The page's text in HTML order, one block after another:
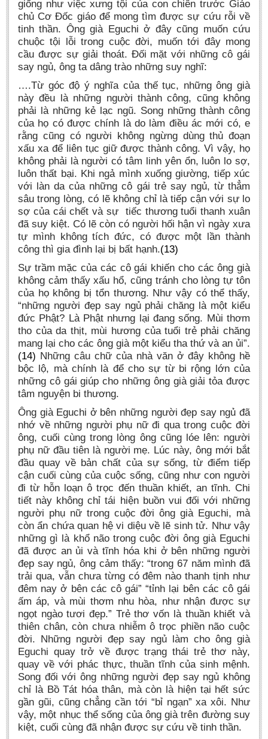
giống như việc xưng tội của con chiên trước Giáo
chủ Cơ Đốc giáo để mong tìm được sự cứu rỗi về
tinh thần. Ông già Eguchi ở đây cũng muốn cứu
chuộc tội lỗi trong cuộc đời, muốn tới đây mong
cầu được sự giải thoát. Đối mặt với những cô gái
say ngủ, ông ta dâng trào những suy nghĩ:
….Từ góc độ ý nghĩa của thế tục, những ông già
này đều là những người thành công, cũng không
phải là những kẻ lạc ngũ. Song những thành công
của họ có được chính là do làm điều ác mới có, e
rằng cũng có người không ngừng dùng thủ đoạn
xấu xa để liên tục giữ được thành công. Vì vậy, họ
không phải là người có tâm linh yên ổn, luôn lo sợ,
luôn thất bại. Khi ngả mình xuống giường, tiếp xúc
với làn da của những cô gái trẻ say ngủ, từ thẳm
sâu trong lòng, có lẽ không chỉ là tiếp cận với sự lo
sợ của cái chết và sự tiếc thương tuổi thanh xuân
đã suy kiệt. Có lẽ còn có người hối hận vì ngày xưa
tự mình không tích đức, có được một lần thành
công thì gia đình lại bị bất hạnh.(13)
Sự trầm mặc của các cô gái khiến cho các ông già
không cảm thấy xấu hổ, cũng tránh cho lòng tự tôn
của họ không bị tổn thương. Như vậy có thể thấy,
“những người đẹp say ngủ phải chăng là một kiểu
đức Phật? Là Phật nhưng lại đang sống. Mùi thơm
tho của da thịt, mùi hương của tuổi trẻ phải chăng
mang lại cho các ông già một kiểu tha thứ và an ủi”.
(14) Những câu chữ của nhà văn ở đây không hề
bộc lộ, mà chính là để cho sự từ bi rộng lớn của
những cô gái giúp cho những ông già giải tỏa được
tâm nguyện bi thương.
Ông già Eguchi ở bên những người đẹp say ngủ đã
nhớ về những người phụ nữ đi qua trong cuộc đời
ông, cuối cùng trong lòng ông cũng lóe lên: người
phụ nữ đầu tiên là người mẹ. Lúc này, ông mới bắt
đầu quay về bản chất của sự sống, từ điểm tiếp
cận cuối cùng của cuộc sống, cũng như con người
đi từ hỗn loạn ô trọc đến thuần khiết, an tĩnh. Chi
tiết này không chỉ tái hiện buồn vui đối với những
người phụ nữ trong cuộc đời ông già Eguchi, mà
còn ẩn chứa quan hệ vi diệu về lẽ sinh tử. Như vậy
những gì là khổ não trong cuộc đời ông già Eguchi
đã được an ủi và tĩnh hóa khi ở bên những người
đẹp say ngủ, ông cảm thấy: “trong 67 năm mình đã
trải qua, vẫn chưa từng có đêm nào thanh tịnh như
đêm nay ở bên các cô gái” “tỉnh lại bên các cô gái
ấm áp, và mùi thơm nhu hòa, như nhận được sự
ngọt ngào tươi đẹp.” Trẻ thơ vốn là thuần khiết và
thiên chân, còn chưa nhiễm ô trọc phiền não cuộc
đời. Những người đẹp say ngủ làm cho ông già
Eguchi quay trở về được trạng thái trẻ thơ này,
quay về với phác thực, thuần tĩnh của sinh mệnh.
Song đối với ông những người đẹp say ngủ không
chỉ là Bồ Tát hóa thân, mà còn là hiện tại hết sức
gần gũi, cũng chẳng cần tới “bỉ ngạn” xa xôi. Như
vậy, một nhục thể sống của ông già trên đường suy
kiệt, cuối cùng đã nhận được sự cứu về tinh thần.